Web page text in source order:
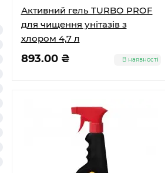
Активний гель TURBO PROF
для чищення унітазів з
хлором 4,7 л
893.00 ₴ В наявності